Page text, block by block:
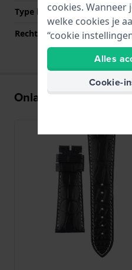
Type bevestiging
Rechte bandaanzet
Onlangs bekeken
cookies. Wanneer
welke cookies je
“cookie
Alles
Cookie-